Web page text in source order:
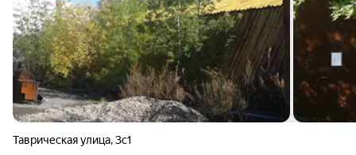
Таврическая улица,3с1